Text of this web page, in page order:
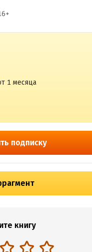
+
1 месяца
подписку
книгу